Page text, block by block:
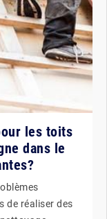
les toits
dans le
de réaliser des